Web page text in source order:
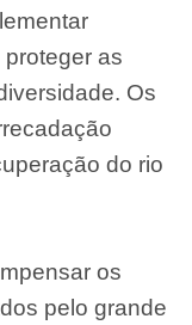
as
Os
do rio
os
pelo grande